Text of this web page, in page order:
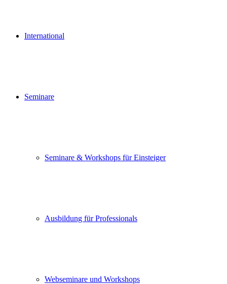
International
Seminare
Seminare & Workshops für Einsteiger
Ausbildung für Professionals
Webseminare und Workshops